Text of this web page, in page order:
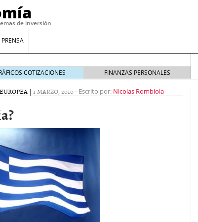
de inversión
¿Por qué el Préstamo Promotor privado
12 de diciembre de 2025
aprovechar esta opción para gestionar tus
de 2025
es una decisión financiera: cómo anticiparte
COTIZACIONES FINANZAS PERSONALES
| 1 MARZO, 2010- Escrito por: Nicolas Rombiola